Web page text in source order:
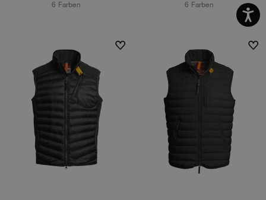
6 Farben
6 Farben